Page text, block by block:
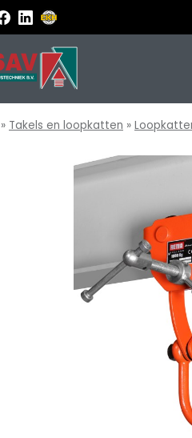
» Takels en loopkatten »